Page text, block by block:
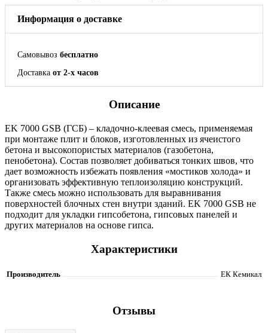
Информация о доставке
Самовывоз бесплатно
Доставка от 2-х часов
Описание
EK 7000 GSB (ГСБ) – кладочно-клеевая смесь, применяемая
при монтаже плит и блоков, изготовленных из ячеистого
бетона и высокопористых материалов (газобетона,
пенобетона). Состав позволяет добиваться тонких швов, что
дает возможность избежать появления «мостиков холода» и
организовать эффективную теплоизоляцию конструкций.
Также смесь можно использовать для выравнивания
поверхностей блочных стен внутри зданий. EK 7000 GSB не
подходит для укладки гипсобетона, гипсовых панелей и
других материалов на основе гипса.
Характеристики
Производитель ЕК Кемикал
Отзывы